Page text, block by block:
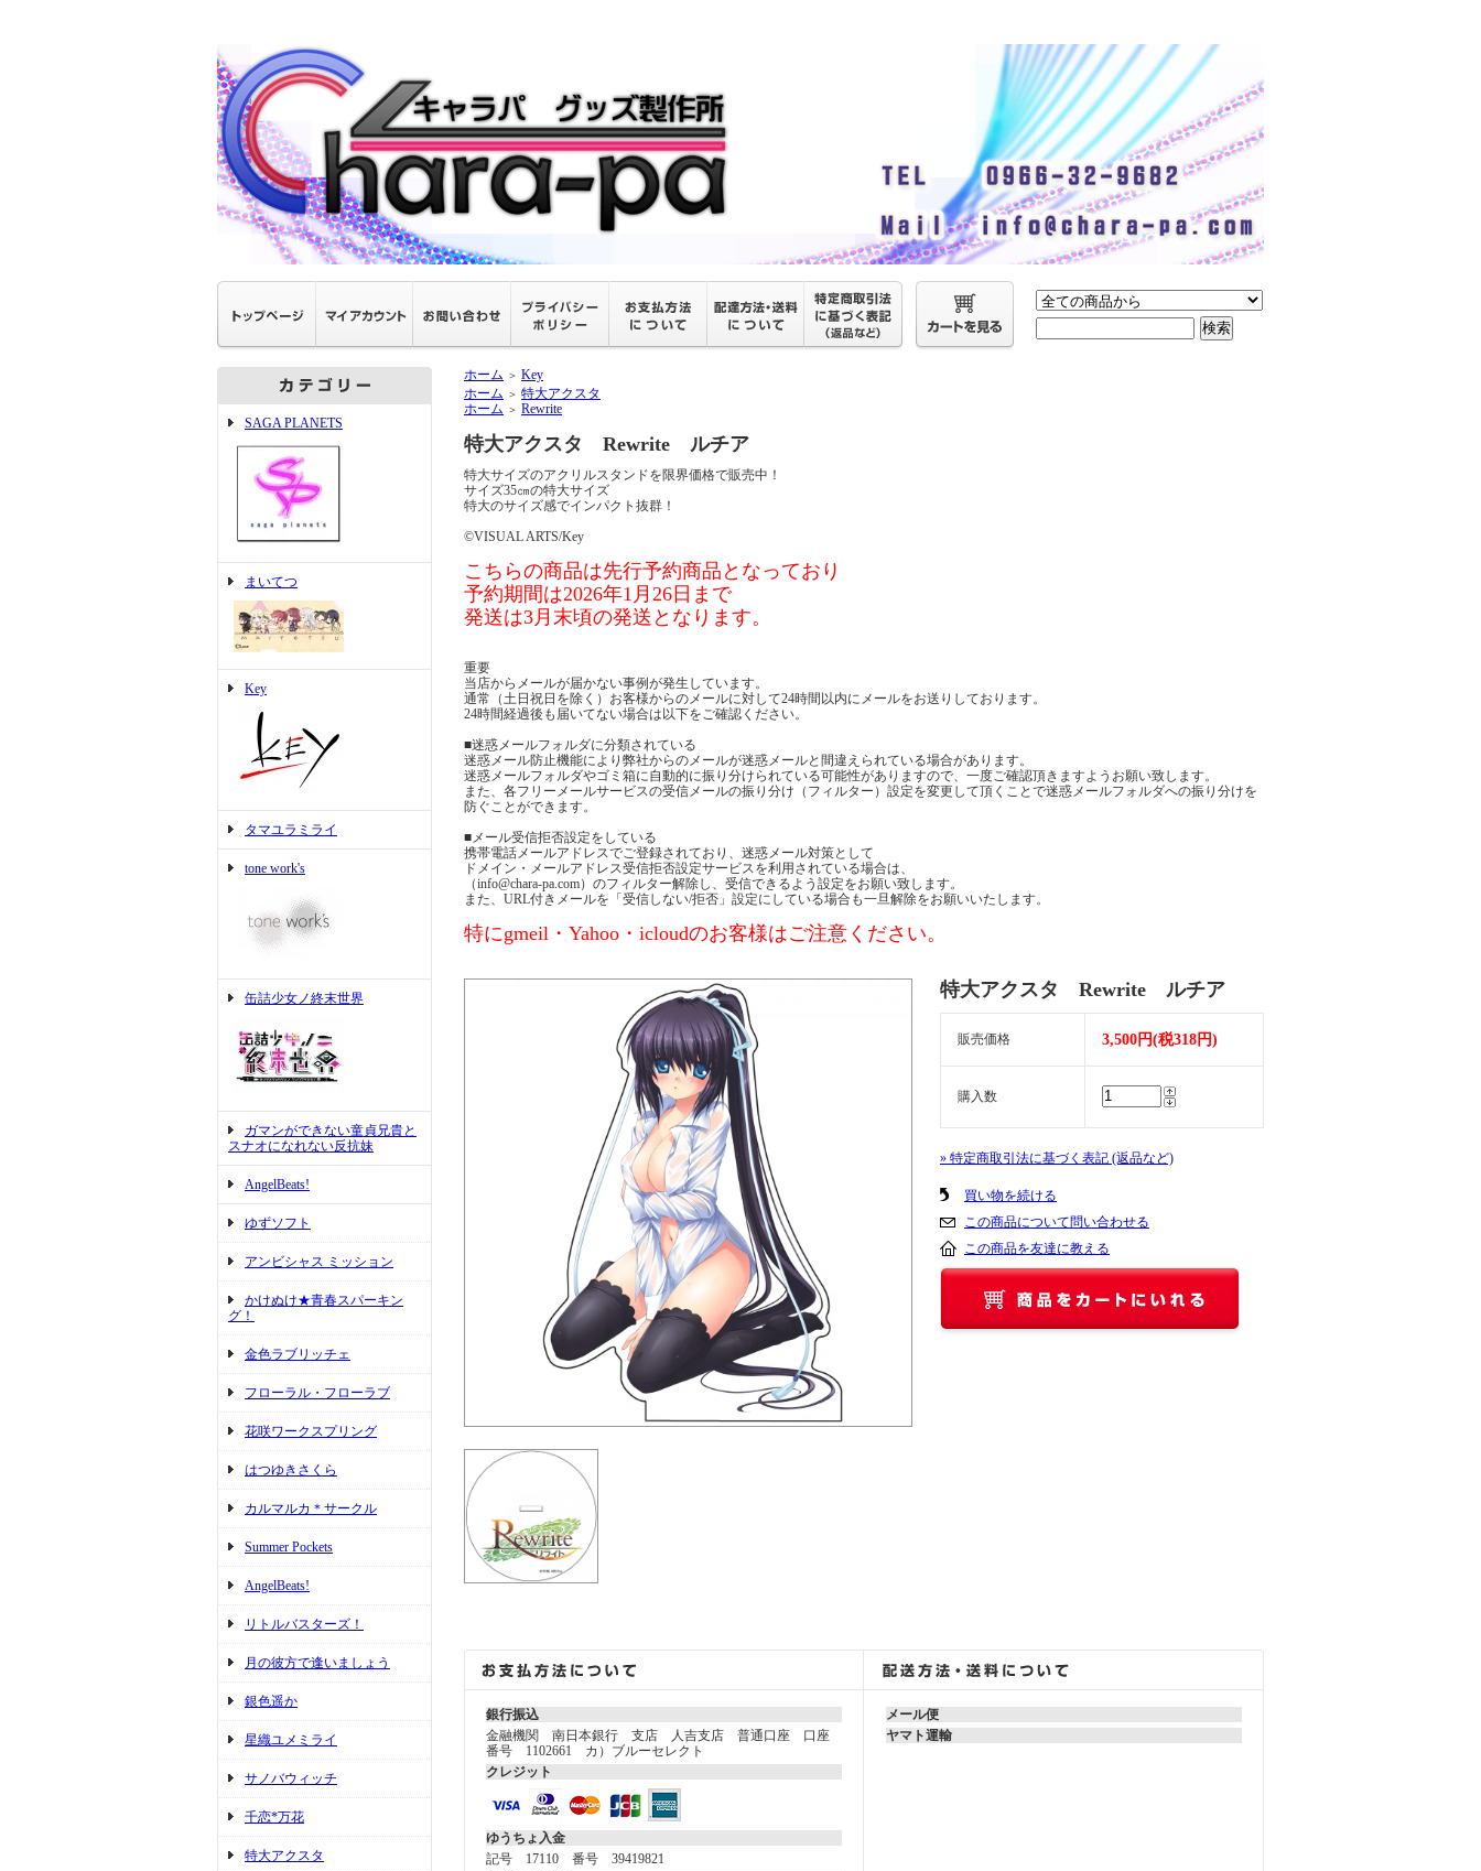
SAGA PLANETS
まいてつ
Key
タマユラミライ
tone work's
缶詰少女ノ終末世界
ガマンができない童貞兄貴と
スナオになれない反抗妹
AngelBeats!
ゆずソフト
アンビシャス ミッション
かけぬけ★青春スパーキン
グ！
金色ラブリッチェ
フローラル・フローラブ
花咲ワークスプリング
はつゆきさくら
カルマルカ＊サークル
Summer Pockets
AngelBeats!
リトルバスターズ！
月の彼方で逢いましょう
銀色遥か
星織ユメミライ
サノバウィッチ
千恋*万花
特大アクスタ
ホーム ＞ Key
ホーム ＞ 特大アクスタ
ホーム ＞ Rewrite
特大アクスタ Rewrite ルチア
特大サイズのアクリルスタンドを限界価格で販売中！
サイズ35㎝の特大サイズ
特大のサイズ感でインパクト抜群！
©VISUAL ARTS/Key
こちらの商品は先行予約商品となっており
予約期間は2026年1月26日まで
発送は3月末頃の発送となります。
重要
当店からメールが届かない事例が発生しています。
通常（土日祝日を除く）お客様からのメールに対して24時間以内にメールをお送りしております。
24時間経過後も届いてない場合は以下をご確認ください。
■迷惑メールフォルダに分類されている
迷惑メール防止機能により弊社からのメールが迷惑メールと間違えられている場合があります。
迷惑メールフォルダやゴミ箱に自動的に振り分けられている可能性がありますので、一度ご確認頂きますようお願い致します。
また、各フリーメールサービスの受信メールの振り分け（フィルター）設定を変更して頂くことで迷惑メールフォルダへの振り分けを
防ぐことができます。
■メール受信拒否設定をしている
携帯電話メールアドレスでご登録されており、迷惑メール対策として
ドメイン・メールアドレス受信拒否設定サービスを利用されている場合は、
（info@chara-pa.com）のフィルター解除し、受信できるよう設定をお願い致します。
また、URL付きメールを「受信しない/拒否」設定にしている場合も一旦解除をお願いいたします。
特にgmeil・Yahoo・icloudのお客様はご注意ください。
特大アクスタ Rewrite ルチア
販売価格 3,500円(税318円)
購入数
» 特定商取引法に基づく表記 (返品など)
買い物を続ける
この商品について問い合わせる
この商品を友達に教える
銀行振込
金融機関 南日本銀行 支店 人吉支店 普通口座 口座
番号 1102661 カ）ブルーセレクト
クレジット
ゆうちょ入金
記号 17110 番号 39419821
メール便
ヤマト運輸